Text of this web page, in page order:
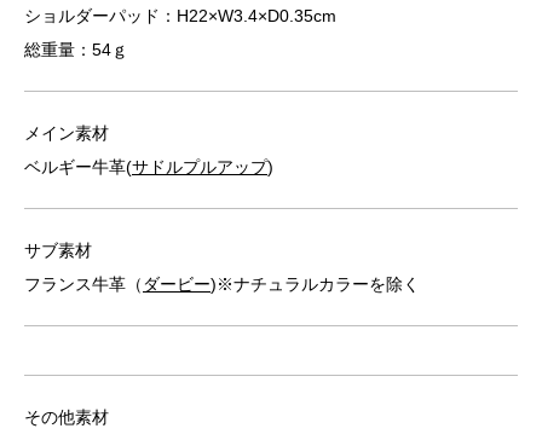
ショルダーパッド：H22×W3.4×D0.35cm
総重量：54ｇ
メイン素材
ベルギー牛革(サドルプルアップ)
サブ素材
フランス牛革（ ダービー)※ナチュラルカラーを除く
その他素材